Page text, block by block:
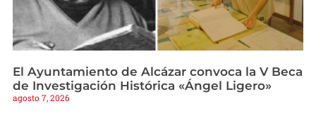
El Ayuntamiento de Alcázar convoca la V Beca
de Investigación Histórica «Ángel Ligero»
agosto 7, 2026